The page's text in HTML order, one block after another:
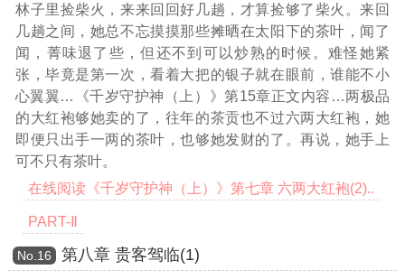
林子里捡柴火，来来回回好几趟，才算捡够了柴火。来回
几趟之间，她总不忘摸摸那些摊晒在太阳下的茶叶，闻了
闻，菁味退了些，但还不到可以炒熟的时候。难怪她紧
张，毕竟是第一次，看着大把的银子就在眼前，谁能不小
心翼翼…《千岁守护神（上）》第15章正文内容…两极品
的大红袍够她卖的了，往年的茶贡也不过六两大红袍，她
即便只出手一两的茶叶，也够她发财的了。再说，她手上
可不只有茶叶。
在线阅读《千岁守护神（上）》第七章 六两大红袍(2)..
PART-Ⅱ
Νο.16 第八章 贵客驾临(1)